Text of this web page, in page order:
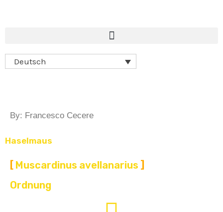
Deutsch
Haselmaus
Muscardinus avellanarius
Ordnung
By: Francesco Cecere